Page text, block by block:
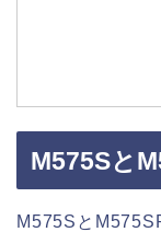
M575Sと
M575Sと